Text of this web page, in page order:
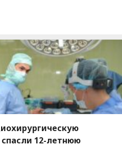
12-летнюю